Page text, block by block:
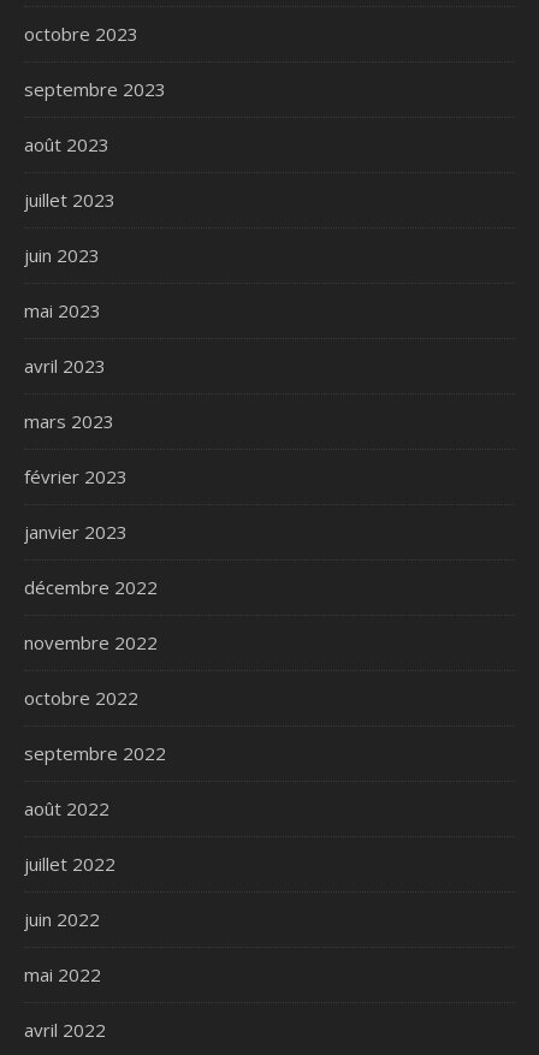
octobre 2023
septembre 2023
août 2023
juillet 2023
juin 2023
mai 2023
avril 2023
mars 2023
février 2023
janvier 2023
décembre 2022
novembre 2022
octobre 2022
septembre 2022
août 2022
juillet 2022
juin 2022
mai 2022
avril 2022